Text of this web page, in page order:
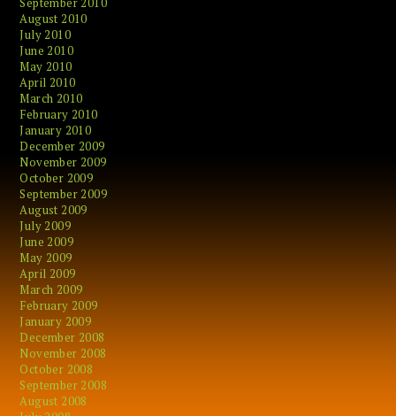
August 2010
July 2010
June 2010
May 2010
April 2010
March 2010
February 2010
January 2010
December 2009
November 2009
October 2009
September 2009
August 2009
July 2009
June 2009
May 2009
April 2009
March 2009
February 2009
January 2009
December 2008
November 2008
October 2008
September 2008
August 2008